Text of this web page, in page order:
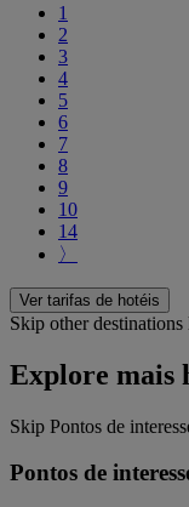
1
2
3
4
5
6
7
8
9
10
14
〉
Ver tarifas de hotéis
Skip other destinations
Explore mais
Skip Pontos de
Pontos de